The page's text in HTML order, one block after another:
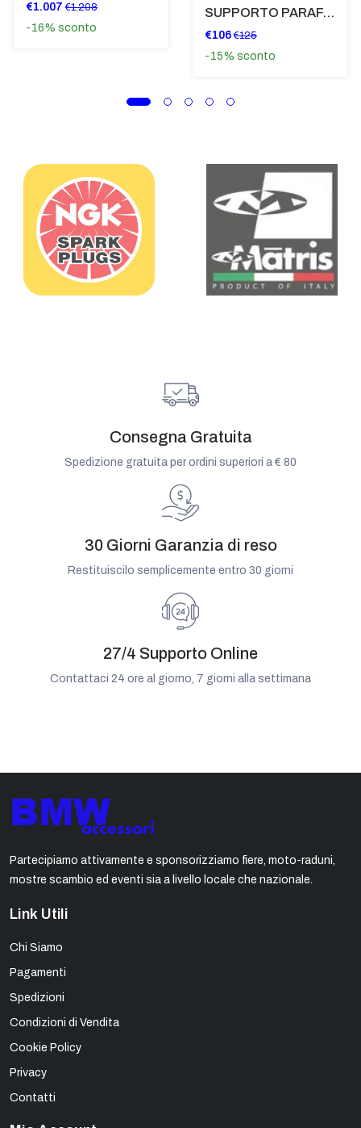
€1.007 €1.208
-16% sconto
SUPPORTO PARAFANGO POSTERIORE BMW F900XR
€106 €125
-15% sconto
Consegna Gratuita
Spedizione gratuita per ordini superiori a € 80
30 Giorni Garanzia di reso
Restituiscilo semplicemente entro 30 giorni
27/4 Supporto Online
Contattaci 24 ore al giorno, 7 giorni alla settimana
Partecipiamo attivamente e sponsorizziamo fiere, moto-raduni,
mostre scambio ed eventi sia a livello locale che nazionale.
Link Utili
Chi Siamo
Pagamenti
Spedizioni
Condizioni di Vendita
Cookie Policy
Privacy
Contatti